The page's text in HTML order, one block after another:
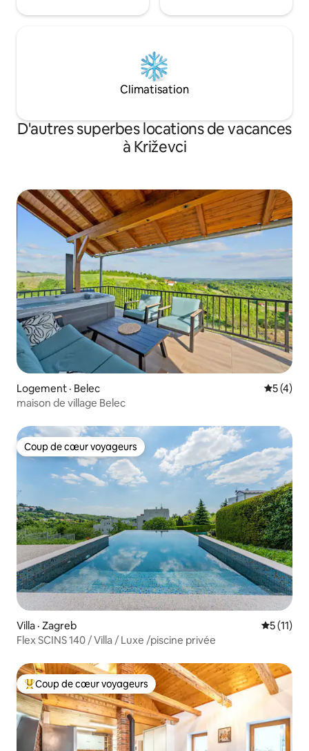
Climatisation
D'autres superbes locations de vacances
à Križevci
Logement · Belec Note
5 (4)
maison de village Belec
Coup de cœur voyageurs
Coup de cœur voyageurs
Villa · Zagreb Note
5 (11)
Flex SCINS 140 / Villa / Luxe /piscine privée
Coup de cœur voyageurs parmi les plus aimés
Coup de cœur voyageurs